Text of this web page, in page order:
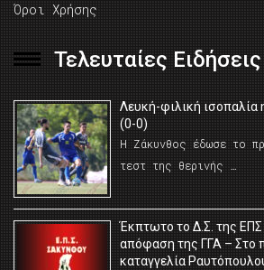
Όροι Χρήσης
Τελευταίες Ειδήσεις
Λευκή-φιλική
(0-0)
Η Ζάκυνθος έδωσε το
τεστ της θερινής …
Έκπτωτο το Δ.Σ. της
απόφαση της ΓΓΑ – Στο
καταγγελία